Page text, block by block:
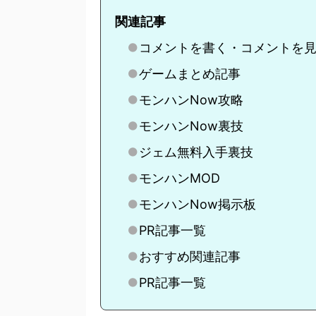
関連記事
コメントを書く・コメントを
ゲームまとめ記事
モンハンNow攻略
モンハンNow裏技
ジェム無料入手裏技
モンハンMOD
モンハンNow掲示板
PR記事一覧
おすすめ関連記事
PR記事一覧